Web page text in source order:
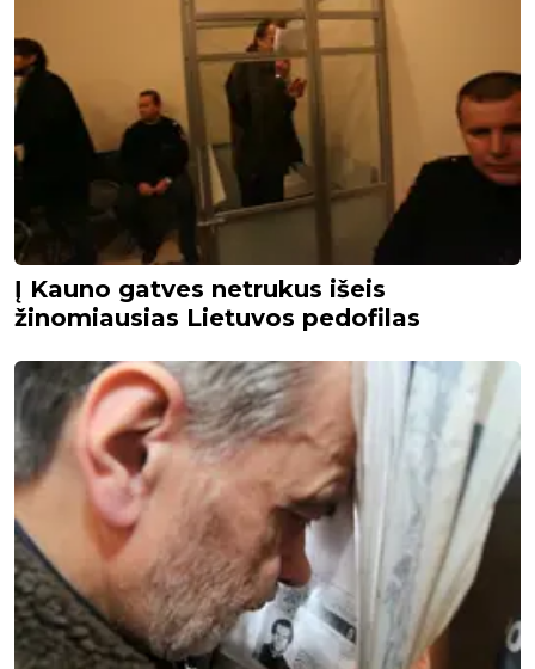
Į Kauno gatves netrukus išeis
žinomiausias Lietuvos pedofilas